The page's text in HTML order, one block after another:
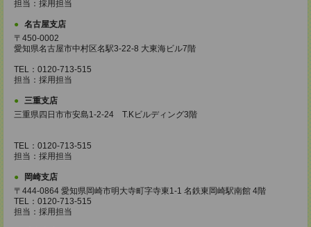
担当：採用担当
名古屋支店
〒450-0002
愛知県名古屋市中村区名駅3-22-8 大東海ビル7階
TEL：0120-713-515
担当：採用担当
三重支店
三重県四日市市安島1-2-24 T.Kビルディング3階
TEL：0120-713-515
担当：採用担当
岡崎支店
〒444-0864 愛知県岡崎市明大寺町字寺東1-1 名鉄東岡崎駅南館 4階
TEL：0120-713-515
担当：採用担当